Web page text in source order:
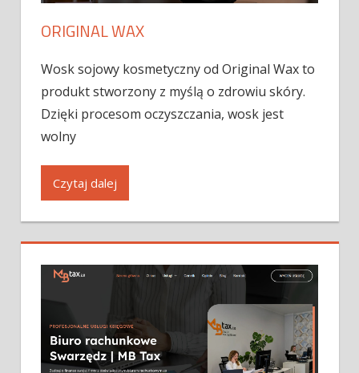
ORIGINAL WAX
Wosk sojowy kosmetyczny od Original Wax to
produkt stworzony z myślą o zdrowiu skóry.
Dzięki procesom oczyszczania, wosk jest
wolny
Czytaj dalej